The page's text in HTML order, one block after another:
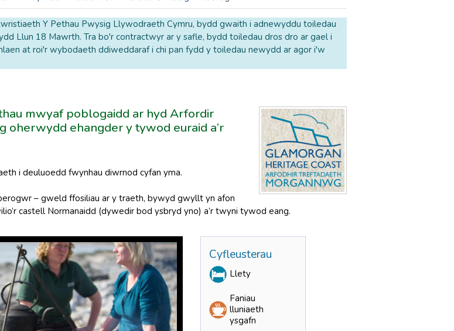
Y Pethau Pwysig Llywodraeth Cymru, bydd gwaith i adnewyddu toiledau
Llun 18 Mawrth. Tra bo'r contractwyr ar y safle, bydd toiledau dros dro ar gael i
at roi'r wybodaeth ddiweddaraf i chi pan fydd y toiledau newydd ar agor i'w
mwyaf poblogaidd ar hyd Arfordir
oherwydd ehangder y tywod euraid a’r
i deuluoedd fwynhau diwrnod cyfan yma.
– gweld ffosiliau ar y traeth, bywyd gwyllt yn afon
castell Normanaidd (dywedir bod ysbryd yno) a’r twyni tywod eang.
Cyfleusterau
Llety
Faniau
lluniaeth
ysgafn